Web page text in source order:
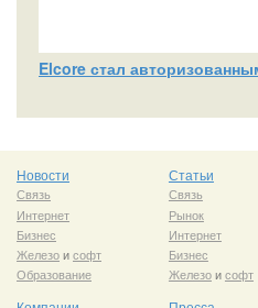
Elcore стал
Новости
Связь
Интернет
Бизнес
Железоисофт
Образование
Статьи
Связь
Рынок
Интернет
Бизнес
Железоисофт